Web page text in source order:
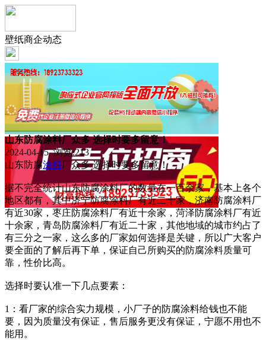
壁纸商企动态
山东防腐涂料厂众多 选择时要多留意！
2024-04-15 浏览:213
山东防腐涂料厂众多 选择时要多留意！
据不完全统计山东防腐涂料厂的数量在一百余家，基本上各个
地区都有，其中济宁防腐涂料厂有近二十家，济南防腐涂料厂
有近30家，枣庄防腐涂料厂有近十余家，菏泽防腐涂料厂有近
十余家，青岛防腐涂料厂有近二十家，其他地域的城市约占了
有三分之一家，这么多的厂家如何选择是关键，所以广大客户
要全面的了解后再下单，保证自己所购买的防腐涂料质量可
靠，性价比高。
选择时要认准一下几点要素：
1：看厂家的综合实力规模，小厂子的防腐涂料给钱也不能
要，因为质量没有保证，售后服务更没有保证，宁愿不用也不
能用。